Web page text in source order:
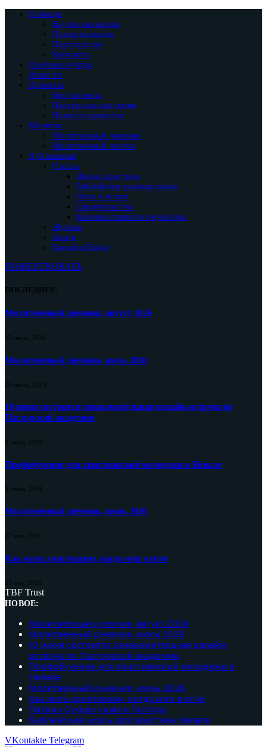
О фонде
Во что мы верим
Пожертвования
Партнерство
Контакты
Срочные нужды
Новости
Проекты
Все проекты
Пасторская академия
Новости проектов
Молитва
Молитвенный дневник
Молитвенный листок
Публикации
Статьи
Жизнь христиан
Библейские размышления
Окно в ислам
Свидетельства
Колонка главного редактора
Журнал
Книги
BarnabasToday
ПОЖЕРТВОВАТЬ
ПОСЛЕДНЕЕ:
Молитвенный дневник, август 2026
25 июля, 2026
Молитвенный дневник, июль 2026
26 июня, 2026
10 июня состоится ознакомительная онлайн-встреча по
Пасторской академии
8 июня, 2026
Профобучение для христианской молодежи в Непале
5 июня, 2026
Молитвенный дневник, июнь 2026
27 мая, 2026
Как жить христианам, когда мир в огне
21 мая, 2026
TBF Trust
НОВОЕ:
Молитвенный дневник, август 2026
Молитвенный дневник, июль 2026
10 июня состоится ознакомительная онлайн-
встреча по Пасторской академии
Профобучение для христианской молодежи в
Непале
Молитвенный дневник, июнь 2026
Как жить христианам, когда мир в огне
Патрик Сухдео ушел к Господу
Библейские курсы для христиан Непала
VKontakte Telegram